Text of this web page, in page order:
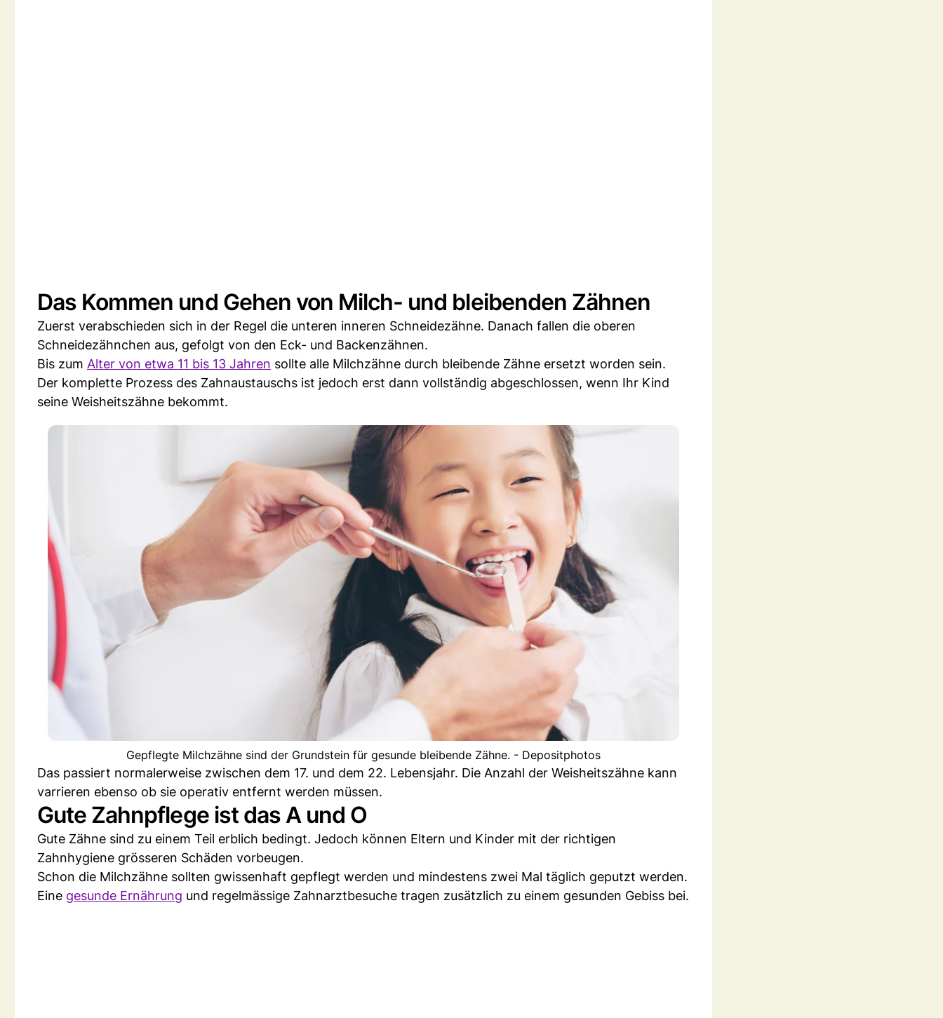
Das Kommen und Gehen von Milch- und bleibenden Zähnen
Zuerst verabschieden sich in der Regel die unteren inneren Schneidezähne. Danach fallen die oberen
Schneidezähnchen aus, gefolgt von den Eck- und Backenzähnen.
Bis zum Alter von etwa 11 bis 13 Jahren sollte alle Milchzähne durch bleibende Zähne ersetzt worden sein.
Der komplette Prozess des Zahnaustauschs ist jedoch erst dann vollständig abgeschlossen, wenn Ihr Kind
seine Weisheitszähne bekommt.
Gepflegte Milchzähne sind der Grundstein für gesunde bleibende Zähne. - Depositphotos
Das passiert normalerweise zwischen dem 17. und dem 22. Lebensjahr. Die Anzahl der Weisheitszähne kann
varrieren ebenso ob sie operativ entfernt werden müssen.
Gute Zahnpflege ist das A und O
Gute Zähne sind zu einem Teil erblich bedingt. Jedoch können Eltern und Kinder mit der richtigen
Zahnhygiene grösseren Schäden vorbeugen.
Schon die Milchzähne sollten gwissenhaft gepflegt werden und mindestens zwei Mal täglich geputzt werden.
Eine gesunde Ernährung und regelmässige Zahnarztbesuche tragen zusätzlich zu einem gesunden Gebiss bei.